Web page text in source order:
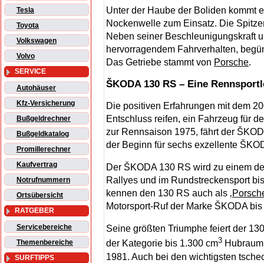
Tesla
Toyota
Volkswagen
Volvo
SERVICE
Autohäuser
Kfz-Versicherung
Bußgeldrechner
Bußgeldkatalog
Promillerechner
Kaufvertrag
Notrufnummern
Ortsübersicht
RATGEBER
Servicebereiche
Themenbereiche
SURFTIPPS
Unter der Haube der Boliden kommt
Nockenwelle zum Einsatz. Die
Neben seiner Beschleunigungskraft
hervorragendem Fahrverhalten,
Das Getriebe stammt von Porsche.
ŠKODA 130 RS – Eine
Die positiven Erfahrungen mit dem
Entschluss reifen, ein Fahrzeug für
zur Rennsaison 1975, fährt der
der Beginn für sechs exzellente
Der ŠKODA 130 RS wird zu einem
Rallyes und im Rundstreckensport
kennen den 130 RS auch als ‚
Motorsport-Ruf der Marke ŠKODA
Seine größten Triumphe feiert der
der Kategorie bis 1.300 cm3
1981. Auch bei den wichtigsten